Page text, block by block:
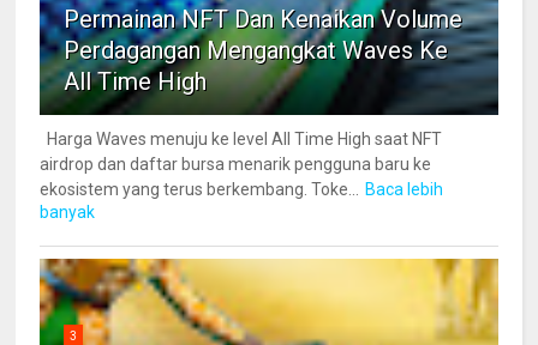
Permainan NFT Dan Kenaikan Volume
Perdagangan Mengangkat Waves Ke
All Time High
Harga Waves menuju ke level All Time High saat NFT
airdrop dan daftar bursa menarik pengguna baru ke
ekosistem yang terus berkembang. Toke...
Baca lebih
banyak
3